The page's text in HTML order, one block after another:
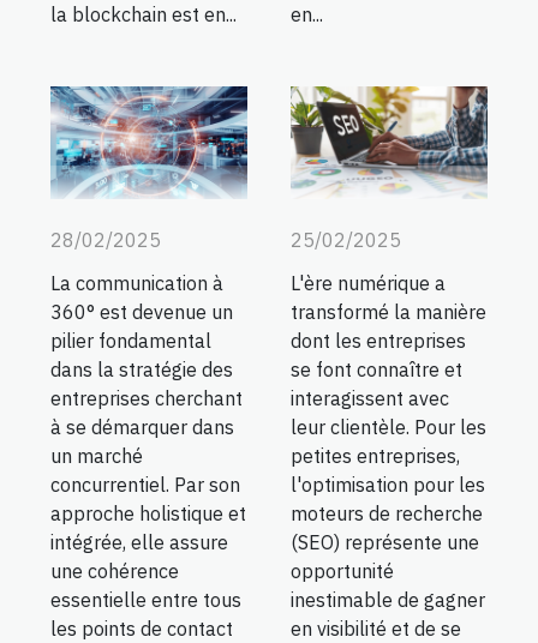
la blockchain est en...
en...
28/02/2025
La communication à
360° est devenue un
pilier fondamental
dans la stratégie des
entreprises cherchant
à se démarquer dans
un marché
concurrentiel. Par son
approche holistique et
intégrée, elle assure
une cohérence
essentielle entre tous
les points de contact
25/02/2025
L'ère numérique a
transformé la manière
dont les entreprises
se font connaître et
interagissent avec
leur clientèle. Pour les
petites entreprises,
l'optimisation pour les
moteurs de recherche
(SEO) représente une
opportunité
inestimable de gagner
en visibilité et de se